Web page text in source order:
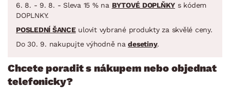
6. 8. - 9. 8. - Sleva 15 % na BYTOVÉ DOPLŇKY s kódem
DOPLNKY.
POSLEDNÍ ŠANCEulovit vybrané produkty za skvělé ceny.
Do 30. 9. nakupujte výhodně nadesetiny.
Chcete poradit s nákupem nebo objednat
telefonicky?